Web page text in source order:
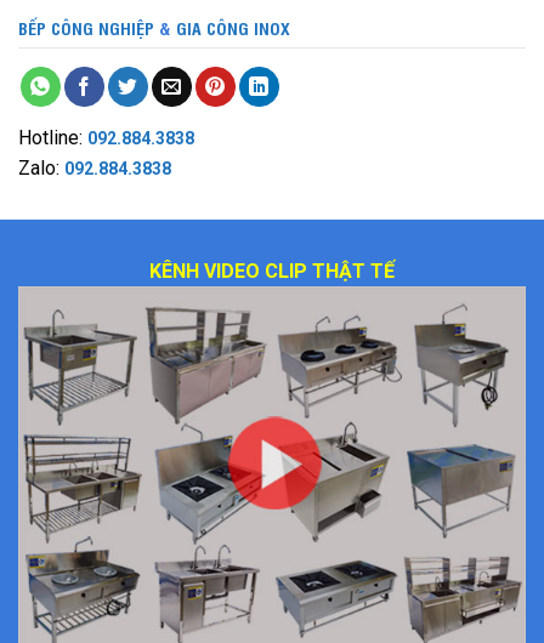
BẾP CÔNG NGHIỆP & GIA CÔNG INOX
Hotline: 092.884.3838
Zalo: 092.884.3838
KÊNH VIDEO CLIP THẬT TẾ